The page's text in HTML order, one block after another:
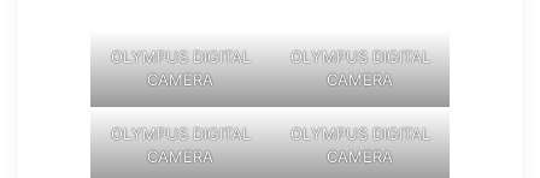
OLYMPUS DIGITAL
CAMERA
OLYMPUS DIGITAL
CAMERA
OLYMPUS DIGITAL
CAMERA
OLYMPUS DIGITAL
CAMERA